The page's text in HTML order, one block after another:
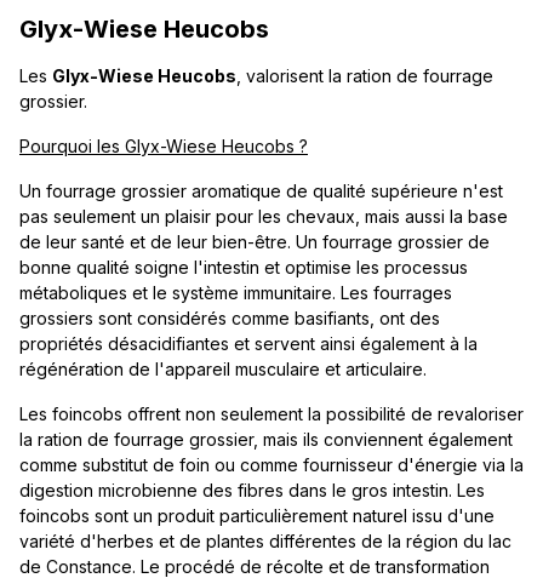
Glyx-Wiese Heucobs
Les Glyx-Wiese Heucobs , valorisent la ration de fourrage
grossier.
Pourquoi les Glyx-Wiese Heucobs ?
Un fourrage grossier aromatique de qualité supérieure n'est
pas seulement un plaisir pour les chevaux, mais aussi la base
de leur santé et de leur bien-être. Un fourrage grossier de
bonne qualité soigne l'intestin et optimise les processus
métaboliques et le système immunitaire. Les fourrages
grossiers sont considérés comme basifiants, ont des
propriétés désacidifiantes et servent ainsi également à la
régénération de l'appareil musculaire et articulaire.
Les foincobs offrent non seulement la possibilité de revaloriser
la ration de fourrage grossier, mais ils conviennent également
comme substitut de foin ou comme fournisseur d'énergie via la
digestion microbienne des fibres dans le gros intestin. Les
foincobs sont un produit particulièrement naturel issu d'une
variété d'herbes et de plantes différentes de la région du lac
de Constance. Le procédé de récolte et de transformation